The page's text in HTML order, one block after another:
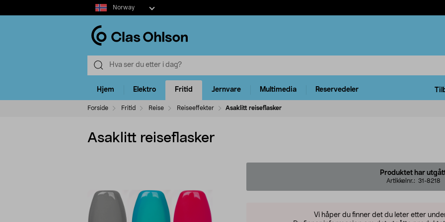
Select
market
Norway
Hjem Elektro Fritid Jernvare Multimedia Reservedeler
Forside Fritid Reise Reiseeffekter Asaklitt reiseflasker
Asaklitt reiseflasker
Produktet har
Artikkelnr.: 31-8218
Vi håper du finner det du leter etter